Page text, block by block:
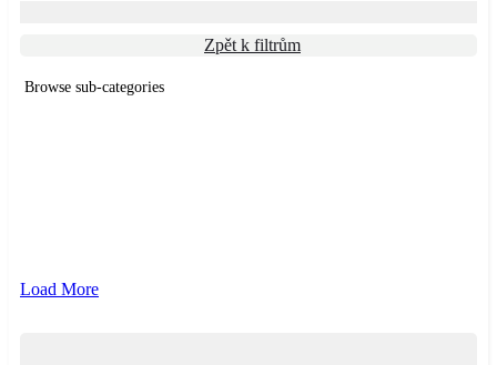
Zpět k filtrům
Browse sub-categories
Load More